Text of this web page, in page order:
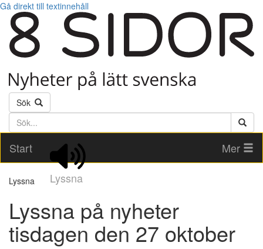
Gå direkt till textinnehåll
Sök
Söktext
Start
Lyssna
Mer
Lyssna
Lyssna på nyheter
tisdagen den 27 oktober